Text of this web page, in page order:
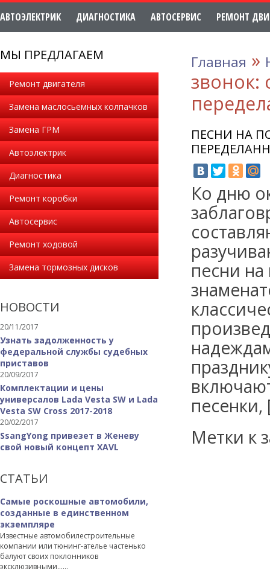
АВТОЭЛЕКТРИК ДИАГНОСТИКА АВТОСЕРВИС РЕМОНТ
МЫ ПРЕДЛАГАЕМ
Ремонт двигателя
Замена маслосьемных колпачков
Замена ГРМ
Автоэлектрик
Диагностика
Ремонт коробки
Автосервис
Ремонт ходовой
Замена тормозных дисков
НОВОСТИ
20/11/2017
Узнать задолженность у
федеральной службы судебных
приставов
20/09/2017
Комплектации и цены
универсалов Lada Vesta SW и Lada
Vesta SW Cross 2017-2018
20/02/2017
SsangYong привезет в Женеву
свой новый концепт XAVL
СТАТЬИ
Самые роскошные автомобили,
созданные в единственном
экземпляре
Известные автомобилестроительные
компании или тюнинг-ателье частенько
балуют своих поклонников
эксклюзивными…...
Главная »
звонок:
ПЕСНИ НА
Ко дню
песни
Метки к